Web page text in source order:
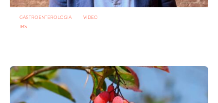
GASTROENTEROLOGIA
VIDEO
IBS